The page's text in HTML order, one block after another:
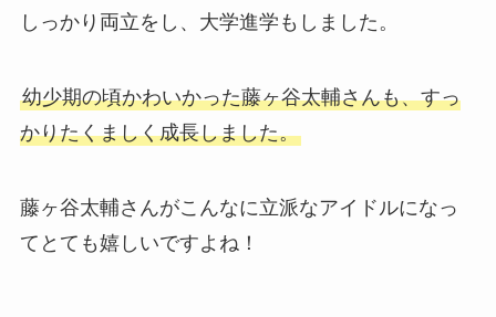
しっかり両立をし、大学進学もしました。
幼少期の頃かわいかった藤ヶ谷太輔さんも、すっ
かりたくましく成長しました。
藤ヶ谷太輔さんがこんなに立派なアイドルになっ
てとても嬉しいですよね！